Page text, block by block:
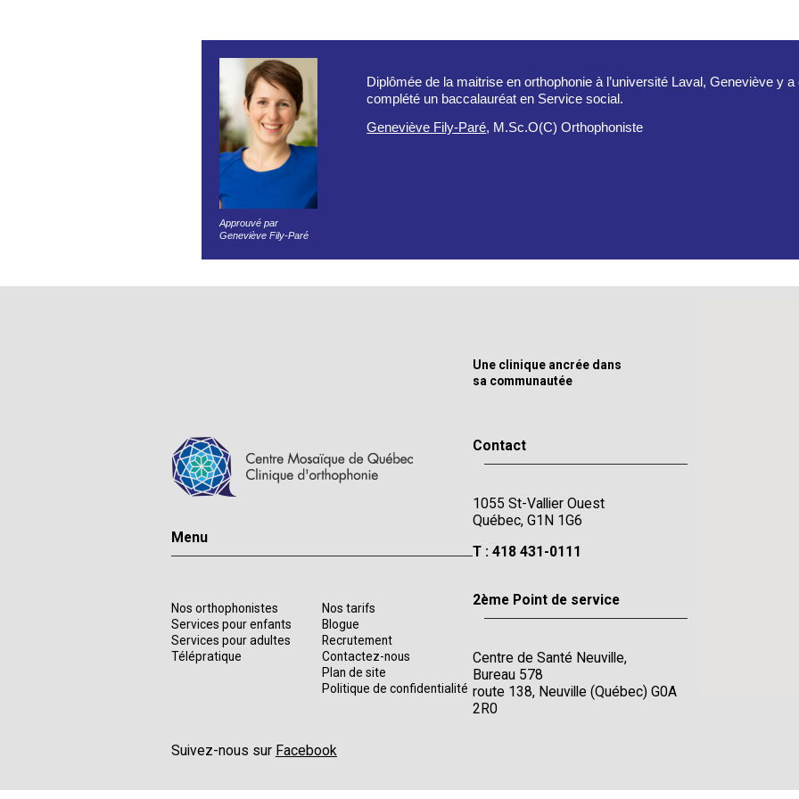
Approuvé par
Geneviève Fily-Paré
Diplômée de la maitrise en orthophonie à l’université Laval, Geneviève y a
complété un baccalauréat en Service social.
Geneviève Fily-Paré, M.Sc.O(C) Orthophoniste
Menu
Nos orthophonistes
Services pour enfants
Services pour adultes
Télépratique
Nos tarifs
Blogue
Recrutement
Contactez-nous
Plan de site
Politique de confidentialité
Suivez-nous sur Facebook
Une clinique ancrée dans
sa communautée
Contact
1055 St-Vallier Ouest
Québec, G1N 1G6
T : 418 431-0111
2ème Point de service
Centre de Santé Neuville,
Bureau 578
route 138, Neuville (Québec) G0A
2R0